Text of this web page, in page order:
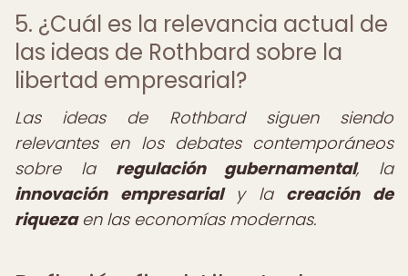
5. ¿Cuál es la relevancia actual de
las ideas de Rothbard sobre la
libertad empresarial?
Las ideas de Rothbard siguen siendo
relevantes en los debates contemporáneos
sobre la regulación gubernamental, la
innovación empresarialy la creación de
riquezaen las economías modernas.